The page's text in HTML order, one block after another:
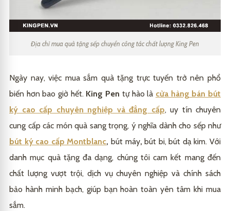
Địa chỉ mua quà tặng sếp chuyển công tác chất lượng King Pen
Ngày nay, việc mua sắm quà tặng trực tuyến trở nên phổ
biến hơn bao giờ hết. King Pen tự hào là cửa hàng bán bút
ký cao cấp chuyên nghiệp và đẳng cấp, uy tín chuyên
cung cấp các món quà sang trọng, ý nghĩa dành cho sếp như
bút ký cao cấp Montblanc, bút máy, bút bi, bút dạ kim. Với
danh mục quà tặng đa dạng, chúng tôi cam kết mang đến
chất lượng vượt trội, dịch vụ chuyên nghiệp và chính sách
bảo hành minh bạch, giúp bạn hoàn toàn yên tâm khi mua
sắm.